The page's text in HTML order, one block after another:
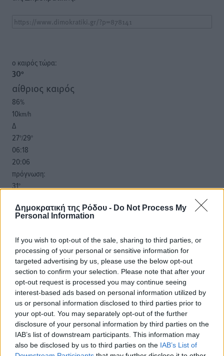
Δημοκρατική της Ρόδου - Do Not Process My
Personal Information
If you wish to opt-out of the sale, sharing to third parties, or
processing of your personal or sensitive information for
targeted advertising by us, please use the below opt-out
section to confirm your selection. Please note that after your
opt-out request is processed you may continue seeing
interest-based ads based on personal information utilized by
us or personal information disclosed to third parties prior to
your opt-out. You may separately opt-out of the further
disclosure of your personal information by third parties on the
IAB’s list of downstream participants. This information may
also be disclosed by us to third parties on the IAB’s List of
o καιρός τώρα:
30°
αίθριος καιρός
86%
10km/h
Δ
27°/29°
06:18
20:06
πρόγνωση:
31°
29°
ΔΕ
ΤΡ
29°
ΤΕ